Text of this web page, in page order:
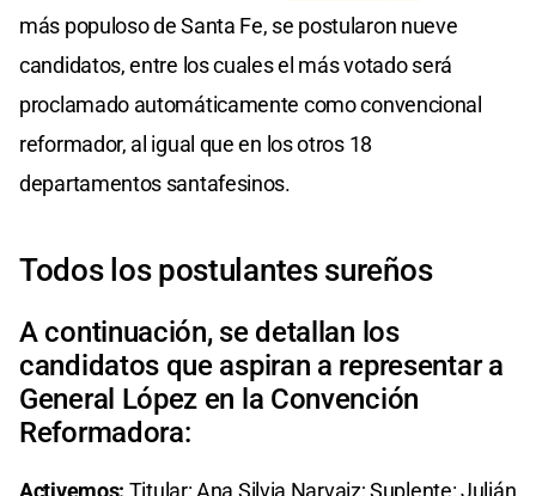
más populoso de Santa Fe, se postularon nueve
candidatos, entre los cuales el más votado será
proclamado automáticamente como convencional
reformador, al igual que en los otros 18
departamentos santafesinos.
Todos los postulantes sureños
A continuación, se detallan los
candidatos que aspiran a representar a
General López en la Convención
Reformadora:
Activemos: Titular: Ana Silvia Narvaiz; Suplente: Julián